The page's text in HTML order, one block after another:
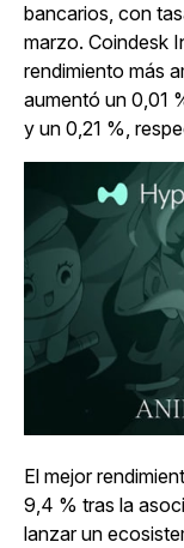
bancarios, con
marzo. Coindesk
rendimiento más
aumentó un 0,01
y un 0,21 %,
El mejor
9,4 % tras la
lanzar un